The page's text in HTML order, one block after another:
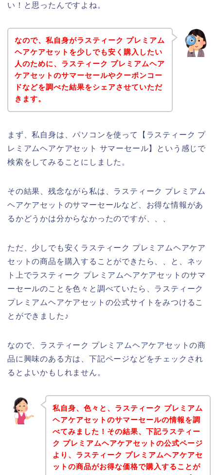
い！と思ったんですよね。
なので、私自身がラスティーク プレミアム
ヘアケアセットを少しでも安く購入したい
人のために、ラスティーク プレミアムヘア
ケアセットのサマーセールやクーポンコー
ドなどを調べた結果をシェアさせていただ
きます。
まず、私自身は、パソコンを使って【ラスティーク プ
レミアムヘアケアセット サマーセール】という感じで
検索をしてみることにしました。
その結果、残念ながら私は、ラスティーク プレミアム
ヘアケアセットのサマーセールなど、お得な情報があ
るかどうかは分からなかったのですが、、、
ただ、少しでも安くラスティーク プレミアムヘアケア
セットの商品を購入することができたら、、と、ネッ
ト上でラスティーク プレミアムヘアケアセットのサマ
ーセールのことを色々と調べていたら、ラスティーク
プレミアムヘアケアセットの公式サイトをみつけるこ
とができました♪
なので、ラスティーク プレミアムヘアケアセットの商
品に興味のある方は、下記ページなどをチェックされ
るとよいかもしれません。
私自身、色々と、ラスティーク プレミアム
ヘアケアセットのサマーセールの情報を調
べてみました！その結果、下記ラスティー
ク プレミアムヘアケアセットの公式ページ
より、ラスティーク プレミアムヘアケアセ
ットの商品がお得な価格で購入することが